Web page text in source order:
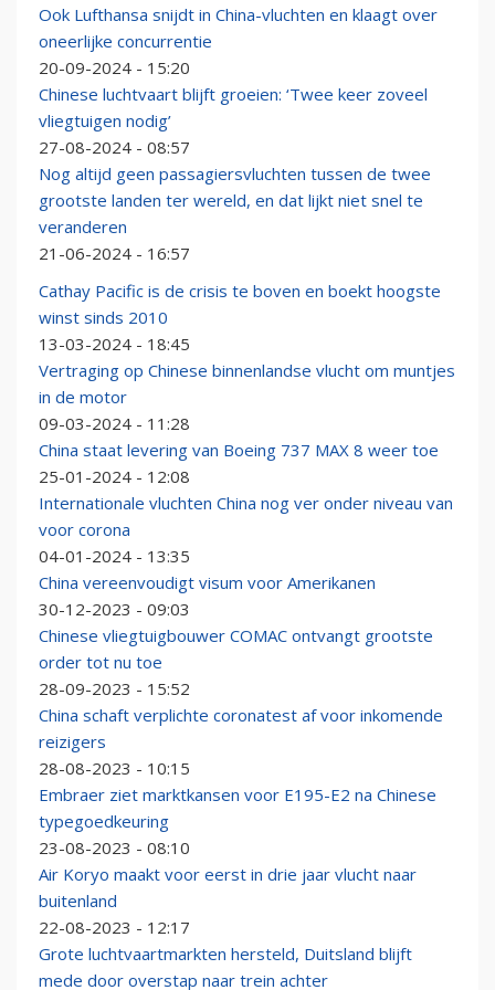
Ook Lufthansa snijdt in China-vluchten en klaagt over
oneerlijke concurrentie
20-09-2024 - 15:20
Chinese luchtvaart blijft groeien: ‘Twee keer zoveel
vliegtuigen nodig’
27-08-2024 - 08:57
Nog altijd geen passagiersvluchten tussen de twee
grootste landen ter wereld, en dat lijkt niet snel te
veranderen
21-06-2024 - 16:57
Cathay Pacific is de crisis te boven en boekt hoogste
winst sinds 2010
13-03-2024 - 18:45
Vertraging op Chinese binnenlandse vlucht om muntjes
in de motor
09-03-2024 - 11:28
China staat levering van Boeing 737 MAX 8 weer toe
25-01-2024 - 12:08
Internationale vluchten China nog ver onder niveau van
voor corona
04-01-2024 - 13:35
China vereenvoudigt visum voor Amerikanen
30-12-2023 - 09:03
Chinese vliegtuigbouwer COMAC ontvangt grootste
order tot nu toe
28-09-2023 - 15:52
China schaft verplichte coronatest af voor inkomende
reizigers
28-08-2023 - 10:15
Embraer ziet marktkansen voor E195-E2 na Chinese
typegoedkeuring
23-08-2023 - 08:10
Air Koryo maakt voor eerst in drie jaar vlucht naar
buitenland
22-08-2023 - 12:17
Grote luchtvaartmarkten hersteld, Duitsland blijft
mede door overstap naar trein achter